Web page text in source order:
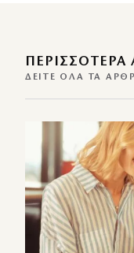
ΠΕΡΙΣΣΌΤΕΡΑ
ΔΕΊΤΕ ΌΛΑ ΤΑ